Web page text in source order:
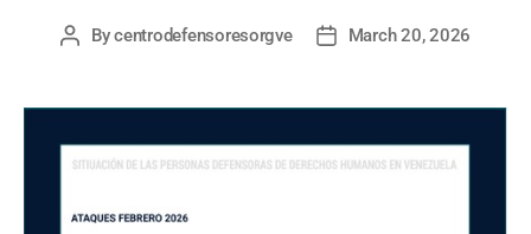
PostBycentrodefensoresorgve
PostMarch 20, 2026